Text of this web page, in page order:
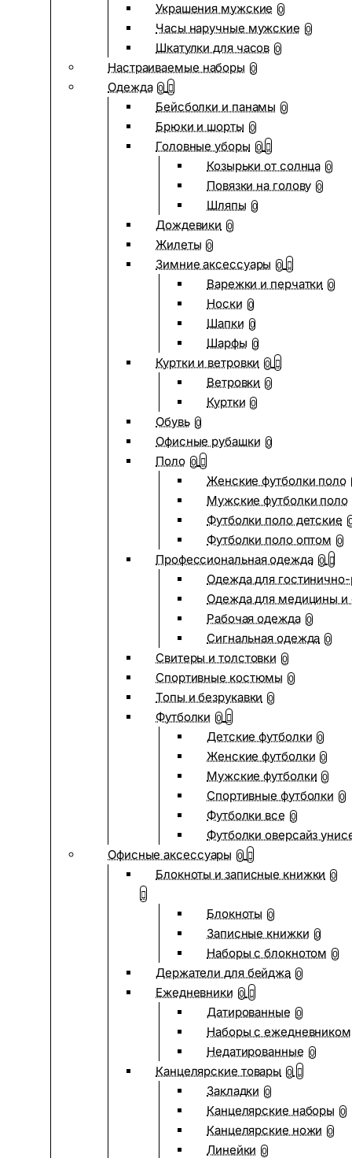
Украшения мужские 0
Часы наручные мужские 0
Шкатулки для часов 0
Настраиваемые наборы 0
Одежда 0
Бейсболки и панамы 0
Брюки и шорты 0
Головные уборы 0
Козырьки от солнца 0
Повязки на голову 0
Шляпы 0
Дождевики 0
Жилеты 0
Зимние аксессуары 0
Варежки и перчатки 0
Носки 0
Шапки 0
Шарфы 0
Куртки и ветровки 0
Ветровки 0
Куртки 0
Обувь 0
Офисные рубашки 0
Поло 0
Женские футболки поло
Мужские футболки поло
Футболки поло детские
Футболки поло оптом 0
Профессиональная одежда 0
Одежда для
Одежда для медицины и
Рабочая одежда 0
Сигнальная одежда 0
Свитеры и толстовки 0
Спортивные костюмы 0
Топы и безрукавки 0
Футболки 0
Детские футболки 0
Женские футболки 0
Мужские футболки 0
Спортивные футболки 0
Футболки все 0
Футболки оверсайз
Офисные аксессуары 0
Блокноты и записные книжки 0
Блокноты 0
Записные книжки 0
Наборы с блокнотом 0
Держатели для бейджа 0
Ежедневники 0
Датированные 0
Наборы с ежедневником
Недатированные 0
Канцелярские товары 0
Закладки 0
Канцелярские наборы 0
Канцелярские ножи 0
Линейки 0